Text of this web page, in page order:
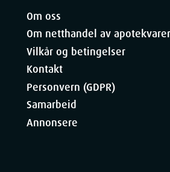
Om oss
Om netthandel av apotekvarer
Vilkår og betingelser
Kontakt
Personvern (GDPR)
Samarbeid
Annonsere